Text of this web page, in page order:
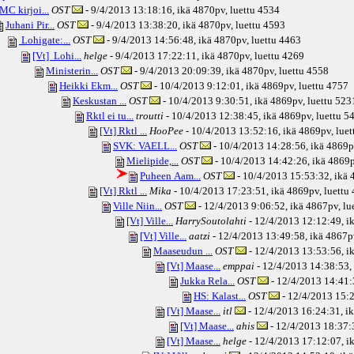
kirjoi... OST - 9/4/2013 13:18:16, ikä 4870pv, luettu 4534
Juhani Pir... OST - 9/4/2013 13:38:20, ikä 4870pv, luettu 4593
Lohigate:... OST - 9/4/2013 14:56:48, ikä 4870pv, luettu 4463
[Vt] Lohi...
helge - 9/4/2013 17:22:11, ikä 4870pv, luettu 4269
Ministerin...
OST - 9/4/2013 20:09:39, ikä 4870pv, luettu 4558
Heikki Ekm...
OST - 10/4/2013 9:12:01, ikä 4869pv, luettu 4757
Keskustan ...
OST - 10/4/2013 9:30:51, ikä 4869pv, luettu
Rktl ei tu...
troutti - 10/4/2013 12:38:45, ikä 4869pv, luettu
[Vt] Rktl ...
HooPee - 10/4/2013 13:52:16, ikä 4869pv,
SVK: VAELL...
OST - 10/4/2013 14:28:56, ikä
Mielipide,...
OST - 10/4/2013 14:42:26, ikä
Puheen Aam...
OST - 10/4/2013 15:53:32, ikä
[Vt] Rktl ...
Mika - 10/4/2013 17:23:51, ikä 4869pv, luettu
Ville Niin...
OST - 12/4/2013 9:06:52, ikä 4867pv,
[Vt] Ville...
HarrySoutolahti - 12/4/2013 12:12:49,
[Vt] Ville...
aatzi - 12/4/2013 13:49:58, ikä
Maaseudun ...
OST
- 12/4/2013 13:53:56,
[Vt] Maase...
emppai - 12/4/2013 14:38:53,
Jukka Rela...
OST
- 12/4/2013
HS: Kalast...
OST
- 12/4/2013
[Vt] Maase...
itl
- 12/4/2013 16:24:31,
[Vt] Maase...
ahis
- 12/4/2013
[Vt] Maase...
helge - 12/4/2013 17:12:07,